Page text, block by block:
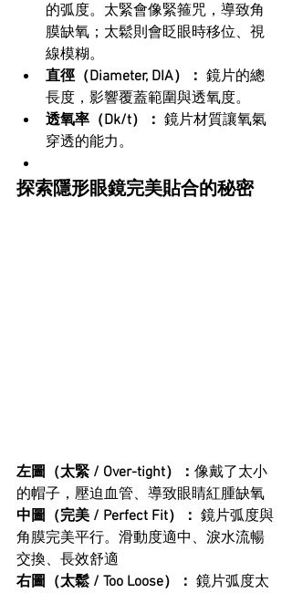
的弧度。太緊會像緊箍咒，導致角
膜缺氧；太鬆則會眨眼時移位、視
線模糊。
直徑（Diameter, DIA）： 鏡片的總
長度，影響覆蓋範圍與透氧度。
透氧率（Dk/t）： 鏡片材質讓氧氣
穿透的能力。
探索隱形眼鏡完美貼合的秘密
左圖（太緊 / Over-tight）： 像戴了太小
的帽子，壓迫血管、導致眼睛紅腫缺氧
中圖（完美 / Perfect Fit）： 鏡片弧度與
角膜完美平行。滑動度適中、淚水流暢
交換、長效舒適
右圖（太鬆 / Too Loose）： 鏡片弧度太